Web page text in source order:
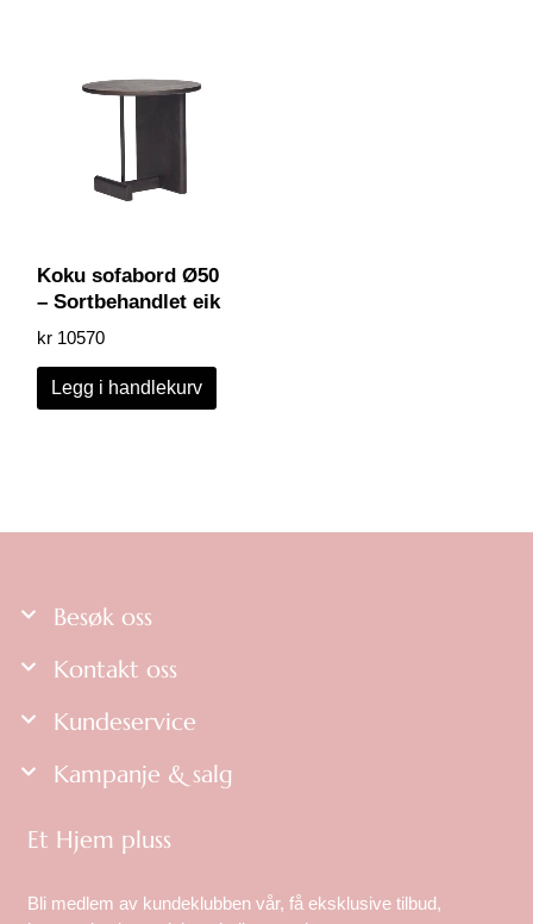
Koku sofabord Ø50
– Sortbehandlet eik
kr 10570
Legg i handlekurv
Besøk oss
Kontakt oss
Kundeservice
Kampanje & salg
Et Hjem pluss
Bli medlem av kundeklubben vår, få eksklusive tilbud,